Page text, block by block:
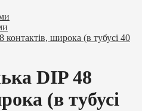
широка (в тубусі 40
DIP 48
(в тубусі